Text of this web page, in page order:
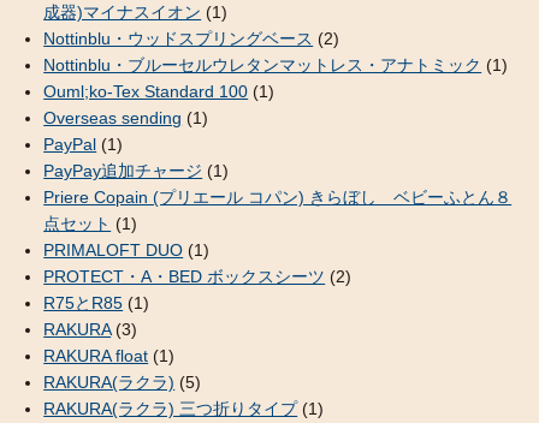
成器)マイナスイオン (1)
Nottinblu・ウッドスプリングベース (2)
Nottinblu・ブルーセルウレタンマットレス・アナトミック (1)
Ouml;ko-Tex Standard 100 (1)
Overseas sending (1)
PayPal (1)
PayPay追加チャージ (1)
Priere Copain (プリエール コパン) きらぼし ベビーふとん８
点セット (1)
PRIMALOFT DUO (1)
PROTECT・A・BED ボックスシーツ (2)
R75とR85 (1)
RAKURA(3)
RAKURA float (1)
RAKURA(ラクラ) (5)
RAKURA(ラクラ) 三つ折りタイプ(1)